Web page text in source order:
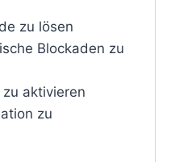
zu lösen
Blockaden zu
aktivieren
zu